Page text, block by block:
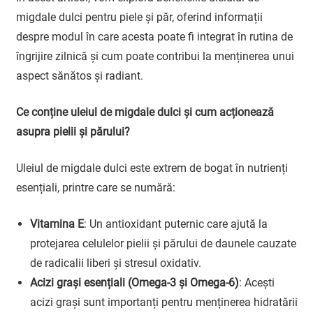
migdale dulci pentru piele și păr, oferind informații
despre modul în care acesta poate fi integrat în rutina de
îngrijire zilnică și cum poate contribui la menținerea unui
aspect sănătos și radiant.
Ce conține uleiul de migdale dulci și cum acționează
asupra pielii și părului?
Uleiul de migdale dulci este extrem de bogat în nutrienți
esențiali, printre care se numără:
Vitamina E: Un antioxidant puternic care ajută la
protejarea celulelor pielii și părului de daunele cauzate
de radicalii liberi și stresul oxidativ.
Acizi grași esențiali (Omega-3 și Omega-6): Acești
acizi grași sunt importanți pentru menținerea hidratării